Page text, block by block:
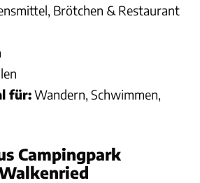
Brötchen & Restaurant
für:Wandern, Schwimmen,
Campingpark